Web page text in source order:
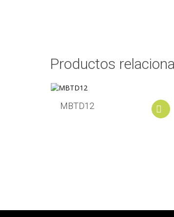
Productos
MBTD12